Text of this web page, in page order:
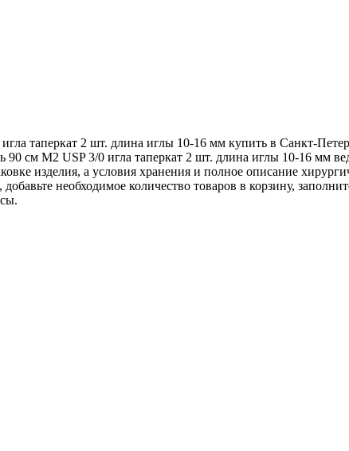
таперкат 2 шт. длина иглы 10-16 мм купить в Санкт-
90 см М2 USP 3/0 игла таперкат 2 шт. длина иглы 10-16 мм
изделия, а условия хранения и полное описание
необходимое количество товаров в корзину,